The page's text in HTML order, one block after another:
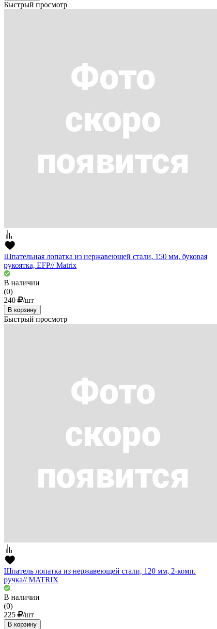
Быстрый просмотр
Шпательная лопатка из нержавеющей стали, 150 мм, буковая
рукоятка, EFP// Matrix
В наличии
(0)
240
/шт
В корзину
Быстрый просмотр
Шпатель лопатка из нержавеющей стали, 120 мм, 2-комп.
ручка// MATRIX
В наличии
(0)
225
/шт
В корзину